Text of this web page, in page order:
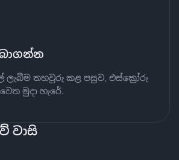
තහවුරු කළ පසුව, එස්ක්‍රෝරු
මුදා හැරේ.
වාසි